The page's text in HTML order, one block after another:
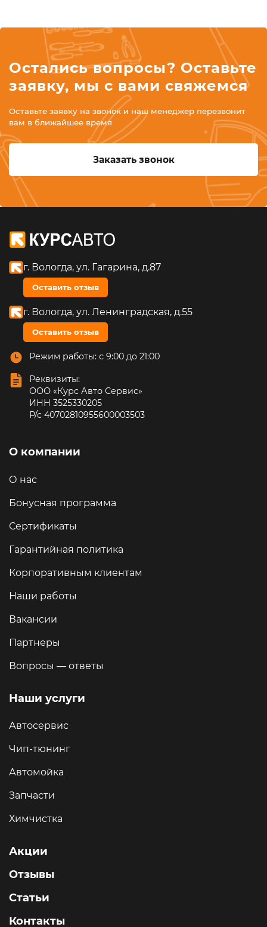
Остались вопросы? Оставьте
заявку, мы с вами свяжемся
Оставьте заявку на звонок и наш менеджер перезвонит
вам в ближайшее время
Заказать звонок
г. Вологда, ул. Гагарина, д.87
Оставить отзыв
г. Вологда, ул. Ленинградская, д.55
Оставить отзыв
Режим работы: с 9:00 до 21:00
Реквизиты:
ООО «Курс Авто Сервис»
ИНН 3525330205
Р/с 40702810955600003503
О компании
О нас
Бонусная программа
Сертификаты
Гарантийная политика
Корпоративным клиентам
Наши работы
Вакансии
Партнеры
Вопросы — ответы
Наши услуги
Автосервис
Чип-тюнинг
Автомойка
Запчасти
Химчистка
Акции
Отзывы
Статьи
Контакты